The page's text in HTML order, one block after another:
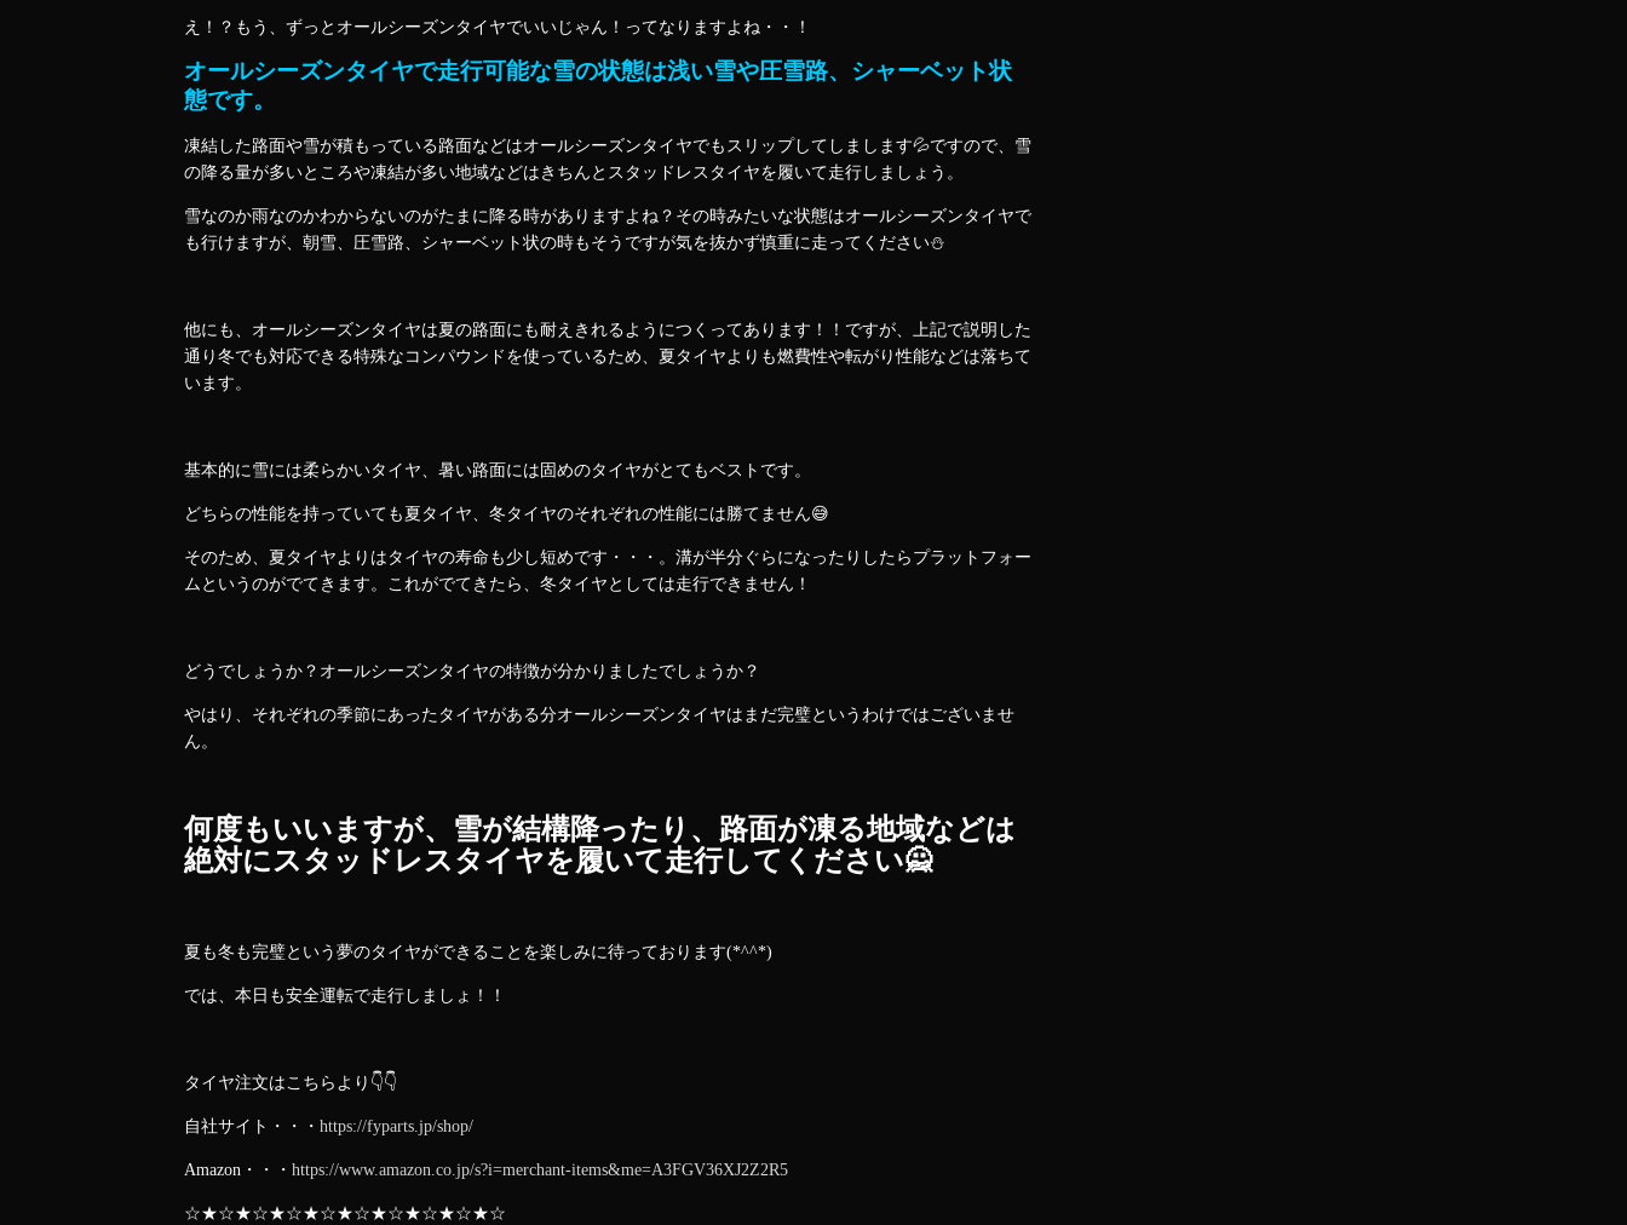
え！？もう、ずっとオールシーズンタイヤでいいじゃん！ってなりますよね・・！
オールシーズンタイヤで走行可能な雪の状態は浅い雪や圧雪路、シャーベット状
態です。
凍結した路面や雪が積もっている路面などはオールシーズンタイヤでもスリップしてしまします💦ですので、雪
の降る量が多いところや凍結が多い地域などはきちんとスタッドレスタイヤを履いて走行しましょう。
雪なのか雨なのかわからないのがたまに降る時がありますよね？その時みたいな状態はオールシーズンタイヤで
も行けますが、朝雪、圧雪路、シャーベット状の時もそうですが気を抜かず慎重に走ってください⛄
他にも、オールシーズンタイヤは夏の路面にも耐えきれるようにつくってあります！！ですが、上記で説明した
通り冬でも対応できる特殊なコンパウンドを使っているため、夏タイヤよりも燃費性や転がり性能などは落ちて
います。
基本的に雪には柔らかいタイヤ、暑い路面には固めのタイヤがとてもベストです。
どちらの性能を持っていても夏タイヤ、冬タイヤのそれぞれの性能には勝てません😅
そのため、夏タイヤよりはタイヤの寿命も少し短めです・・・。溝が半分ぐらになったりしたらプラットフォー
ムというのがでてきます。これがでてきたら、冬タイヤとしては走行できません！
どうでしょうか？オールシーズンタイヤの特徴が分かりましたでしょうか？
やはり、それぞれの季節にあったタイヤがある分オールシーズンタイヤはまだ完璧というわけではございませ
ん。
何度もいいますが、雪が結構降ったり、路面が凍る地域などは
絶対にスタッドレスタイヤを履いて走行してください🙅
夏も冬も完璧という夢のタイヤができることを楽しみに待っております(*^^*)
では、本日も安全運転で走行しましょ！！
タイヤ注文はこちらより👇👇
自社サイト・・・ https://fyparts.jp/shop/
Amazon・・・ https://www.amazon.co.jp/s?i=merchant-items&me=A3FGV36XJ2Z2R5
☆★☆★☆★☆★☆★☆★☆★☆★☆★☆